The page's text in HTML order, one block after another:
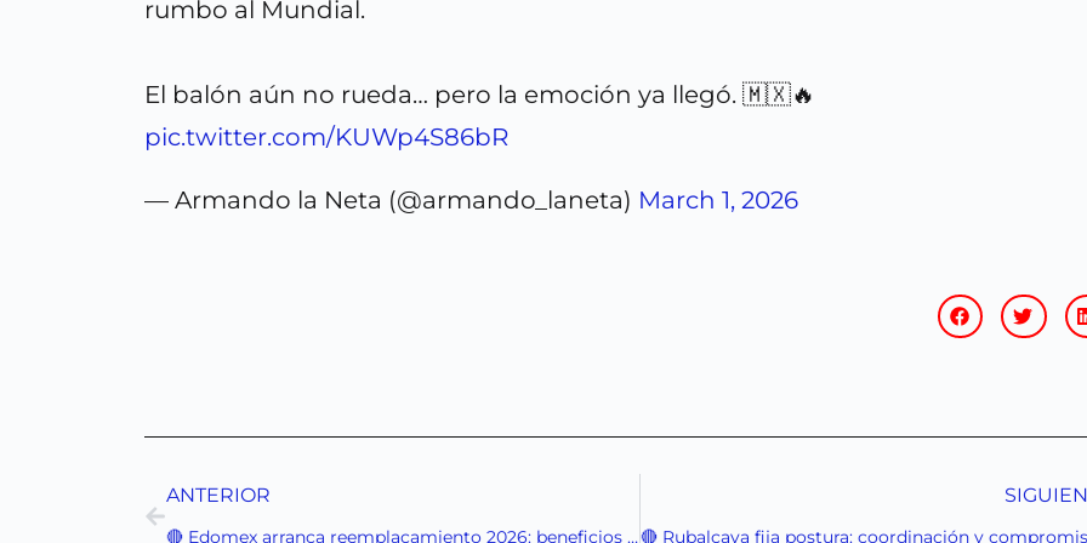
rumbo al Mundial.
El balón aún no rueda… pero la emoción ya llegó. 🇲🇽🔥
pic.twitter.com/KUWp4S86bR
— Armando la Neta (@armando_laneta) March 1, 2026
ANTERIOR
🔴 Edomex arranca reemplacamiento 2026: beneficios fiscales para regularizar placas vencidas